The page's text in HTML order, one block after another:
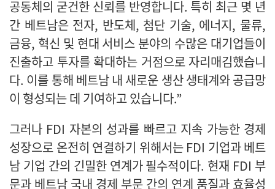
공동체의 굳건한 신뢰를 반영합니다. 특히 최근 몇 년
간 베트남은 전자, 반도체, 첨단 기술, 에너지, 물류,
금융, 혁신 및 현대 서비스 분야의 수많은 대기업들이
진출하고 투자를 확대하는 거점으로 자리매김했습니
다. 이를 통해 베트남 내 새로운 생산 생태계와 공급망
이 형성되는 데 기여하고 있습니다.”
그러나 FDI 자본의 성과를 빠르고 지속 가능한 경제
성장으로 온전히 연결하기 위해서는 FDI 기업과 베트
남 기업 간의 긴밀한 연계가 필수적이다. 현재 FDI 부
문과 베트남 국내 경제 부문 간의 연계 품질과 효율성